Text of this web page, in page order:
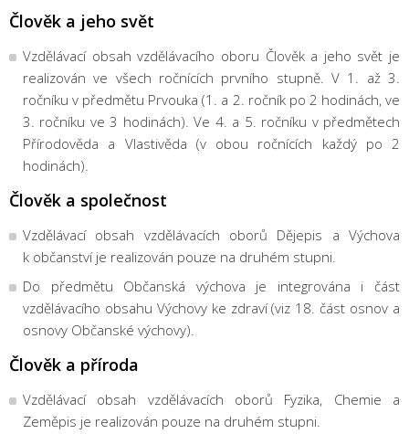
Člověk a jeho svět
Vzdělávací obsah vzdělávacího oboru Člověk a jeho svět je
realizován ve všech ročnících prvního stupně. V 1. až 3.
ročníku v předmětu Prvouka (1. a 2. ročník po 2 hodinách, ve
3. ročníku ve 3 hodinách). Ve 4. a 5. ročníku v předmětech
Přírodověda a Vlastivěda (v obou ročnících každý po 2
hodinách).
Člověk a společnost
Vzdělávací obsah vzdělávacích oborů Dějepis a Výchova
k občanství je realizován pouze na druhém stupni.
Do předmětu Občanská výchova je integrována i část
vzdělávacího obsahu Výchovy ke zdraví (viz 18. část osnov a
osnovy Občanské výchovy).
Člověk a příroda
Vzdělávací obsah vzdělávacích oborů Fyzika, Chemie a
Zeměpis je realizován pouze na druhém stupni.